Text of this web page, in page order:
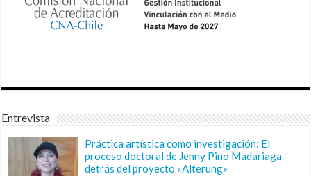
Entrevista
Práctica artística como investigación: El
proceso doctoral de Jenny Pino Madariaga
detrás del proyecto «Alterung»